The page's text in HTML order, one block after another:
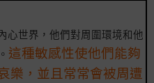
心世界，他們對周圍環境和他
這種敏感性使他們能夠
樂，並且常常會被周遭